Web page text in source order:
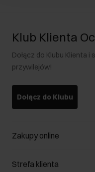
Klub Klienta
Dołącz do Klubu Klienta
przywilejów!
Dołącz do Klubu
Zakupy online
Zarządzaj cookies
Strefa klienta